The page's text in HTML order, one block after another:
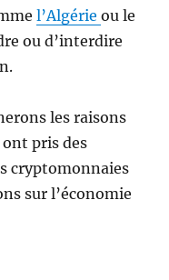
l’Algérieou le
ou d’interdire
les raisons
pris des
cryptomonnaies
sur l’économie